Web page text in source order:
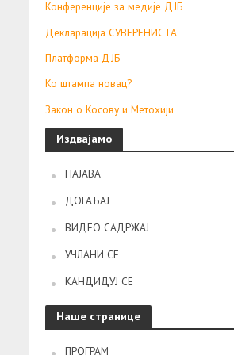
Конференције за медије ДЈБ
Декларација СУВЕРЕНИСТА
Платформа ДЈБ
Ко штампа новац?
Закон о Косову и Метохији
Издвајамо
НАЈАВА
ДОГАЂАЈ
ВИДЕО САДРЖАЈ
УЧЛАНИ СЕ
КАНДИДУЈ СЕ
Наше странице
ПРОГРАМ